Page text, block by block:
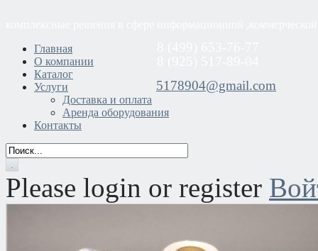
5178904@gmail.com
Главная
О компании
Каталог
Услуги
Доставка и оплата
Аренда оборудования
Контакты
Please login or register